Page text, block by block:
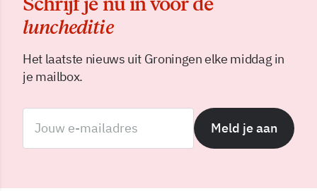
luncheditie
Het laatste nieuws uit Groningen elke middag in
je mailbox.
Meld je aan